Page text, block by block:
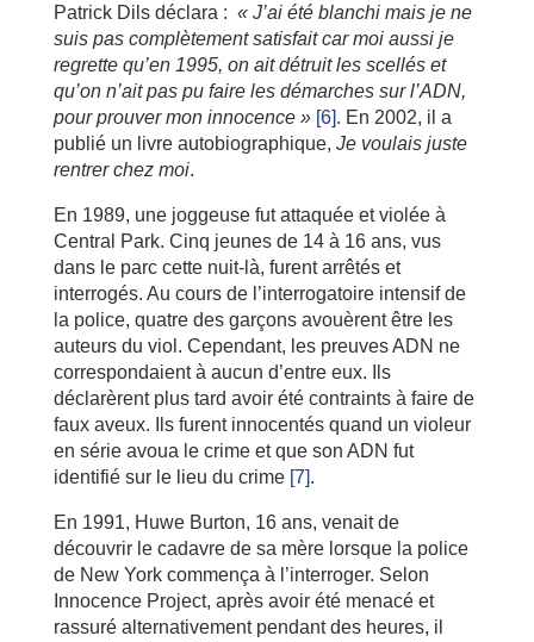
Patrick Dils déclara : « J’ai été blanchi mais je ne
suis pas complètement satisfait car moi aussi je
regrette qu’en 1995, on ait détruit les scellés et
qu’on n’ait pas pu faire les démarches sur l’ADN,
pour prouver mon innocence » [6]. En 2002, il a
publié un livre autobiographique, Je voulais juste
rentrer chez moi.
En 1989, une joggeuse fut attaquée et violée à
Central Park. Cinq jeunes de 14 à 16 ans, vus
dans le parc cette nuit-là, furent arrêtés et
interrogés. Au cours de l’interrogatoire intensif de
la police, quatre des garçons avouèrent être les
auteurs du viol. Cependant, les preuves ADN ne
correspondaient à aucun d’entre eux. Ils
déclarèrent plus tard avoir été contraints à faire de
faux aveux. Ils furent innocentés quand un violeur
en série avoua le crime et que son ADN fut
identifié sur le lieu du crime [7].
En 1991, Huwe Burton, 16 ans, venait de
découvrir le cadavre de sa mère lorsque la police
de New York commença à l’interroger. Selon
Innocence Project, après avoir été menacé et
rassuré alternativement pendant des heures, il